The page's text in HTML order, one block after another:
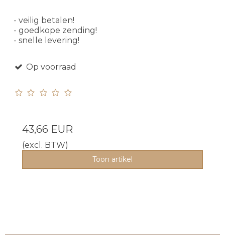
- veilig betalen!
- goedkope zending!
- snelle levering!
Op voorraad
43,66 EUR
(excl. BTW)
Toon artikel